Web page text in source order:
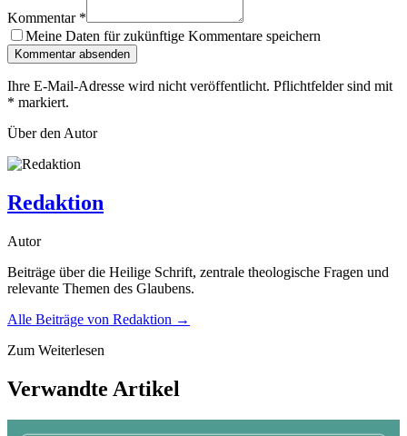
Kommentar *
Meine Daten für zukünftige Kommentare speichern
Kommentar absenden
Ihre E-Mail-Adresse wird nicht veröffentlicht. Pflichtfelder sind mit
* markiert.
Über den Autor
Redaktion
Autor
Beiträge über die Heilige Schrift, zentrale theologische Fragen und
relevante Themen des Glaubens.
Alle Beiträge von Redaktion →
Zum Weiterlesen
Verwandte Artikel